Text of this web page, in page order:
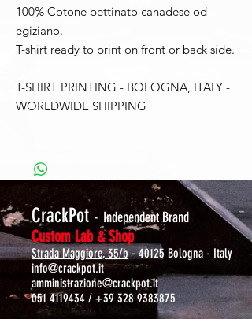
100% Cotone pettinato canadese od
egiziano.
T-shirt ready to print on front or back side.
T-SHIRT PRINTING - BOLOGNA, ITALY -
WORLDWIDE SHIPPING
CrackPot - Independent Brand
Custom Lab & Shop
Strada Maggiore, 35/b- 40125 Bologna - Italy
info@crackpot.it
amministrazione@crackpot.it
051 4119434 / +39 328 9383875